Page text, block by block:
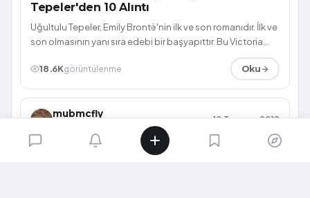
Tepeler'den 10 Alıntı
Uğultulu Tepeler, Emily Brontë'nin ilk ve son romanıdır. İlk ve
son olmasının yanı sıra edebi bir başyapıttır. Bu Victoria
18.6Kgörüntülenme Oku
mubmcfly
10 Temmuz 2018